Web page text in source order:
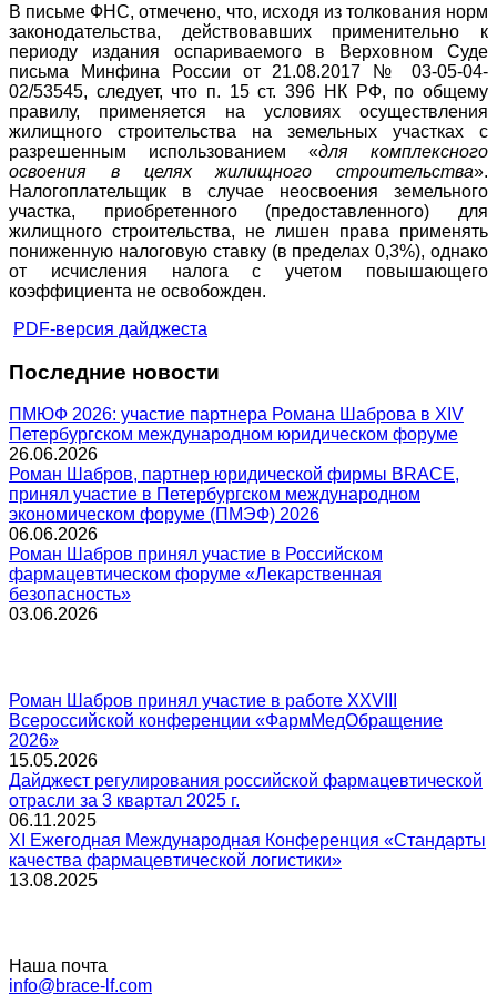
В письме ФНС, отмечено, что, исходя из толкования норм
законодательства, действовавших применительно к
периоду издания оспариваемого в Верховном Суде
письма Минфина России от 21.08.2017 № 03-05-04-
02/53545, следует, что п. 15 ст. 396 НК РФ, по общему
правилу, применяется на условиях осуществления
жилищного строительства на земельных участках с
разрешенным использованием «для комплексного
освоения в целях жилищного строительства».
Налогоплательщик в случае неосвоения земельного
участка, приобретенного (предоставленного) для
жилищного строительства, не лишен права применять
пониженную налоговую ставку (в пределах 0,3%), однако
от исчисления налога с учетом повышающего
коэффициента не освобожден.
PDF-версия дайджеста
Последние новости
ПМЮФ 2026: участие партнера Романа Шаброва в XIV
Петербургском международном юридическом форуме
26.06.2026
Роман Шабров, партнер юридической фирмы BRACE,
принял участие в Петербургском международном
экономическом форуме (ПМЭФ) 2026
06.06.2026
Роман Шабров принял участие в Российском
фармацевтическом форуме «Лекарственная
безопасность»
03.06.2026
Роман Шабров принял участие в работе XXVIII
Всероссийской конференции «ФармМедОбращение
2026»
15.05.2026
Дайджест регулирования российской фармацевтической
отрасли за 3 квартал 2025 г.
06.11.2025
XI Ежегодная Международная Конференция «Стандарты
качества фармацевтической логистики»
13.08.2025
Наша почта
info@brace-lf.com